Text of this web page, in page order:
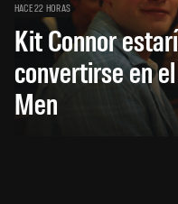
HACE 22 HORAS
Kit Connor
convertirse en
Men